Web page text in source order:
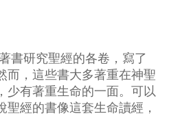
書研究聖經的各卷，寫了
而，這些書大多著重在神聖
少有著重生命的一面。可以
經的書像這套生命讀經，